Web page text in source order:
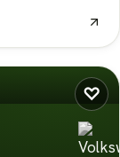
♡